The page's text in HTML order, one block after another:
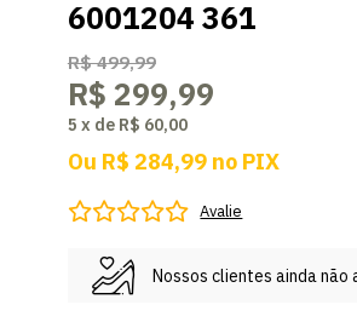
6001204 361
R$ 499,99
R$ 299,99
5 x de R$ 60,00
Ou R$ 284,99 no PIX
Avalie
Nossos clientes ainda